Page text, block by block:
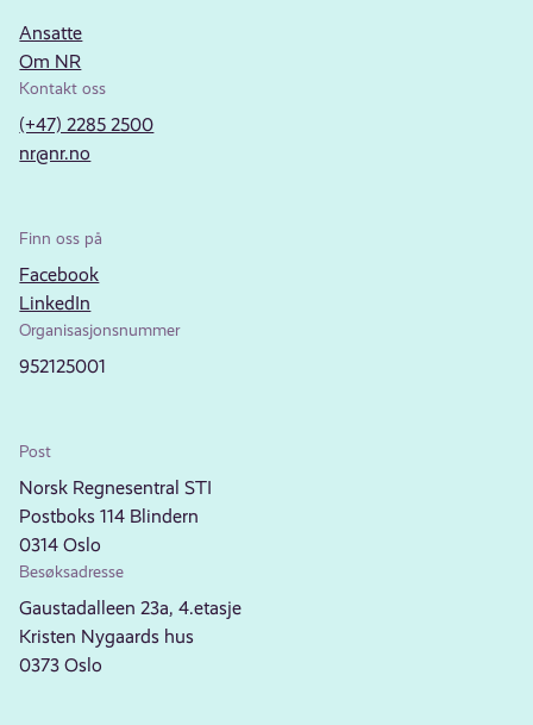
Ansatte
Om NR
Kontakt oss
(+47) 2285 2500
nr@nr.no
Finn oss på
Facebook
LinkedIn
Organisasjonsnummer
952125001
Post
Norsk Regnesentral STI
Postboks 114 Blindern
0314 Oslo
Besøksadresse
Gaustadalleen 23a, 4.etasje
Kristen Nygaards hus
0373 Oslo